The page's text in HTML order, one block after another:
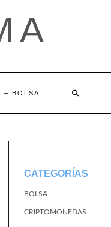
– BOLSA
CATEGORÍAS
BOLSA
CRIPTOMONEDAS